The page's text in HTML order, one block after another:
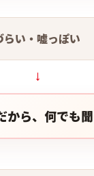
い・嘘っぽい
→
から、何でも